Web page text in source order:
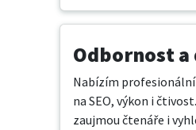
Odbornost
Nabízím
na SEO, výkon i
zaujmou čtenáře i